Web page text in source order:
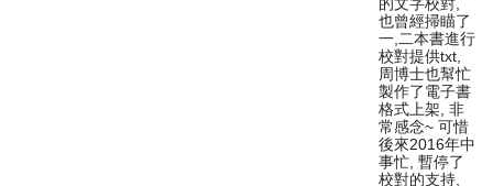
也曾經掃瞄了
一,二本書進行
校對提供txt,
周博士也幫忙
製作了電子書
格式上架, 非
常感念~ 可惜
後來2016年中
事忙, 暫停了
校對的支持,